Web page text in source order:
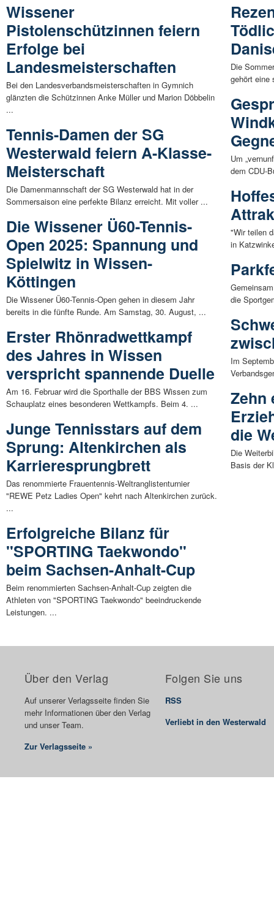
Wissener
Pistolenschützinnen feiern
Erfolge bei
Landesmeisterschaften
Bei den Landesverbandsmeisterschaften in Gymnich
glänzten die Schützinnen Anke Müller und Marion Döbbelin
...
Tennis-Damen der SG
Westerwald feiern A-Klasse-
Meisterschaft
Die Damenmannschaft der SG Westerwald hat in der
Sommersaison eine perfekte Bilanz erreicht. Mit voller ...
Die Wissener Ü60-Tennis-
Open 2025: Spannung und
Spielwitz in Wissen-
Köttingen
Die Wissener Ü60-Tennis-Open gehen in diesem Jahr
bereits in die fünfte Runde. Am Samstag, 30. August, ...
Erster Rhönradwettkampf
des Jahres in Wissen
verspricht spannende Duelle
Am 16. Februar wird die Sporthalle der BBS Wissen zum
Schauplatz eines besonderen Wettkampfs. Beim 4. ...
Junge Tennisstars auf dem
Sprung: Altenkirchen als
Karrieresprungbrett
Das renommierte Frauentennis-Weltranglistenturnier
"REWE Petz Ladies Open" kehrt nach Altenkirchen zurück.
...
Erfolgreiche Bilanz für
"SPORTING Taekwondo"
beim Sachsen-Anhalt-Cup
Beim renommierten Sachsen-Anhalt-Cup zeigten die
Athleten von "SPORTING Taekwondo" beeindruckende
Leistungen. ...
Die
gehört eine
Um
dem CDU-
"Wir teilen
in
die
Im
Zehn
die
Die
Basis der
Über den Verlag
Auf unserer Verlagsseite finden Sie
mehr Informationen über den Verlag
und unser Team.
Zur Verlagsseite »
Folgen Sie uns
RSS
Verliebt in den Westerwald